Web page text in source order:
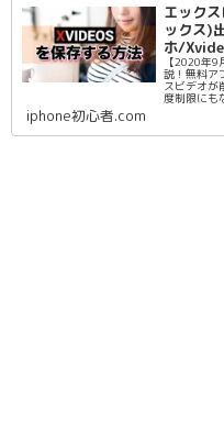
エック
ックス)
ホ/
【2020年
説！無料ア
スビデオが
度制限にも
iphone初心者.com